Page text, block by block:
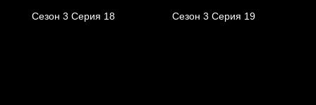
Сезон 3 Серия 18 Сезон 3 Серия 19